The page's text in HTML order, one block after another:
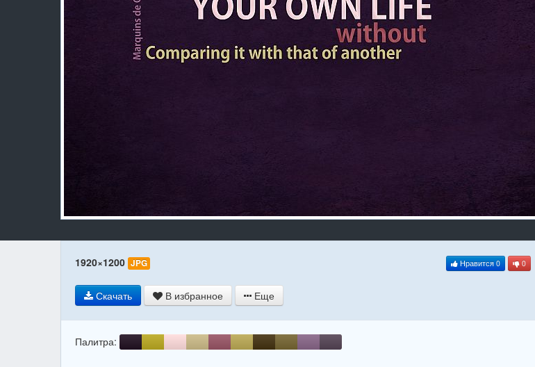
1920×1200 JPG Нравится 0 0
Скачать В избранное Еще
Палитра: